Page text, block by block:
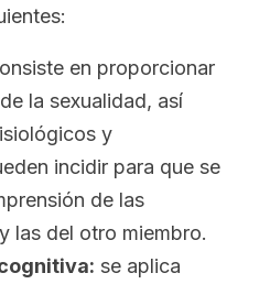
en proporcionar
la sexualidad, así
y
incidir para que se
de las
las del otro miembro.
se aplica